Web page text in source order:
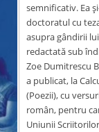
semnificativ. Ea
doctoratul cu
asupra gândirii
redactată sub
Zoe Dumitrescu
a publicat, la
(Poezii), cu
român, pentru
Uniunii